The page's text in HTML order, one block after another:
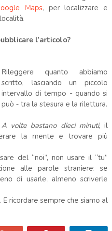
Maps, per localizzare e
l’articolo?
Rileggere quanto abbiamo
scritto, lasciando un piccolo
intervallo di tempo - quando si
può - tra la stesura e la rilettura.
A volte bastano dieci minuti, il
la mente e trovare più
del “noi”, non usare il “tu”
alle parole straniere: se
di usarle, almeno scriverle
ricordare sempre che siamo al